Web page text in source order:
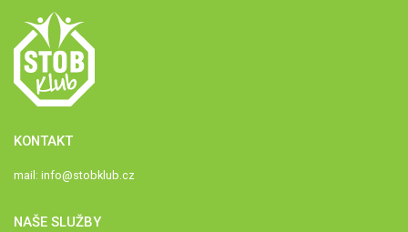
KONTAKT
mail: info@stobklub.cz
NAŠE SLUŽBY